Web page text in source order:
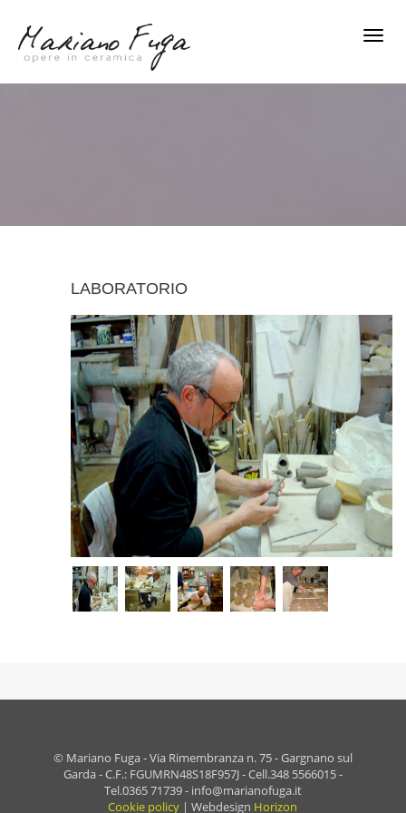
LABORATORIO
© Mariano Fuga - Via Rimembranza n. 75 - Gargnano sul
Garda - C.F.: FGUMRN48S18F957J - Cell.348 5566015 -
Tel.0365 71739 - info@marianofuga.it
Cookie policy | Webdesign Horizon